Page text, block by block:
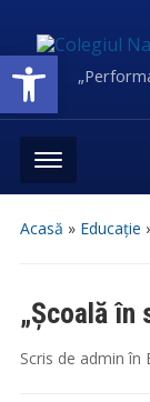
Acasă » Educație
„Școală în
Scris de admin în
Deschide bara de unelte